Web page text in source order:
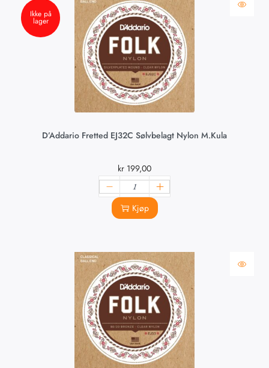
Ikke på
lager
D’Addario Fretted EJ32C Sølvbelagt Nylon M.kula
kr 199,00
Kjøp